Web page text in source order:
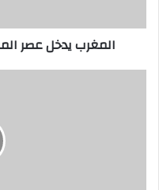
المغرب يدخل عصر